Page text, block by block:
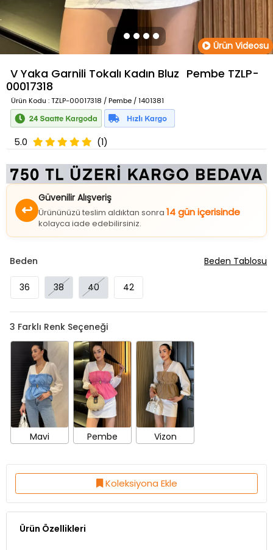
Ürün Videosu
V Yaka Garnili Tokalı Kadın Bluz Pembe TZLP-
00017318
Ürün Kodu : TZLP-00017318 / Pembe / 1401381
5.0 (1)
↩
Güvenilir Alışveriş
Ürününüzü teslim aldıktan sonra 14 gün içerisinde
kolayca iade edebilirsiniz.
Beden
36 38 40 42
Beden Tablosu
3 Farklı Renk Seçeneği
Mavi Pembe Vizon
Koleksiyona Ekle
Ürün Özellikleri